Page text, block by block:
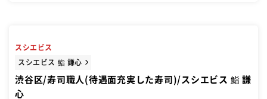
スシエビス
スシエビス 鮨 謙心
渋谷区/寿司職人(待遇面充実した寿司)/スシエビス 鮨 謙
心